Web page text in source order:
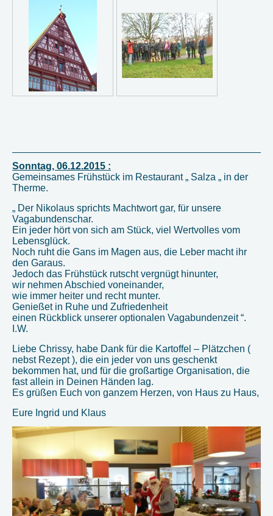
Sonntag, 06.12.2015 :
Gemeinsames Frühstück im Restaurant „ Salza „ in der
Therme.
„ Der Nikolaus sprichts Machtwort gar, für unsere
Vagabundenschar.
Ein jeder hört von sich am Stück, viel Wertvolles vom
Lebensglück.
Noch ruht die Gans im Magen aus, die Leber macht ihr
den Garaus.
Jedoch das Frühstück rutscht vergnügt hinunter,
wir nehmen Abschied voneinander,
wie immer heiter und recht munter.
Genießet in Ruhe und Zufriedenheit
einen Rückblick unserer optionalen Vagabundenzeit “.
I.W.
Liebe Chrissy, habe Dank für die Kartoffel – Plätzchen (
nebst Rezept ), die ein jeder von uns geschenkt
bekommen hat, und für die großartige Organisation, die
fast allein in Deinen Händen lag.
Es grüßen Euch von ganzem Herzen, von Haus zu Haus,
Eure Ingrid und Klaus